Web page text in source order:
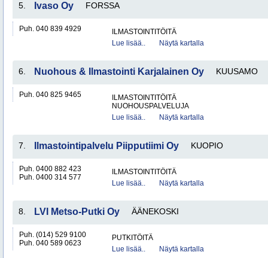
5. Ivaso Oy FORSSA
Puh. 040 839 4929
ILMASTOINTITÖITÄ
Lue lisää..
Näytä kartalla
6. Nuohous & Ilmastointi Karjalainen Oy KUUSAMO
Puh. 040 825 9465
ILMASTOINTITÖITÄ
NUOHOUSPALVELUJA
Lue lisää..
Näytä kartalla
7. Ilmastointipalvelu Piipputiimi Oy KUOPIO
Puh. 0400 882 423
Puh. 0400 314 577
ILMASTOINTITÖITÄ
Lue lisää..
Näytä kartalla
8. LVI Metso-Putki Oy ÄÄNEKOSKI
Puh. (014) 529 9100
Puh. 040 589 0623
PUTKITÖITÄ
Lue lisää..
Näytä kartalla